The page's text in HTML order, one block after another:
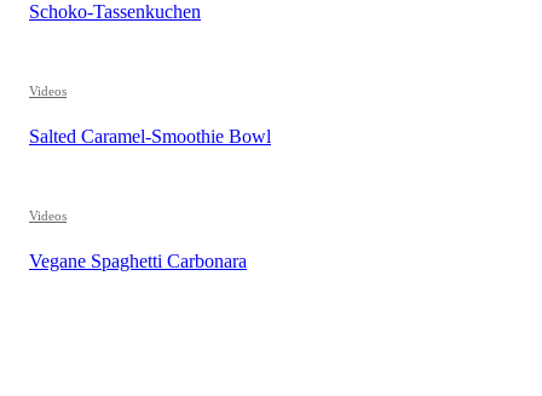
Schoko-Tassenkuchen
Videos
Salted Caramel-Smoothie Bowl
Videos
Vegane Spaghetti Carbonara